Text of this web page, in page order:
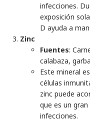
infecciones.
exposición
D ayuda a
Zinc
Fuentes:
calabaza,
Este mineral
células
zinc puede
que es un
infecciones.